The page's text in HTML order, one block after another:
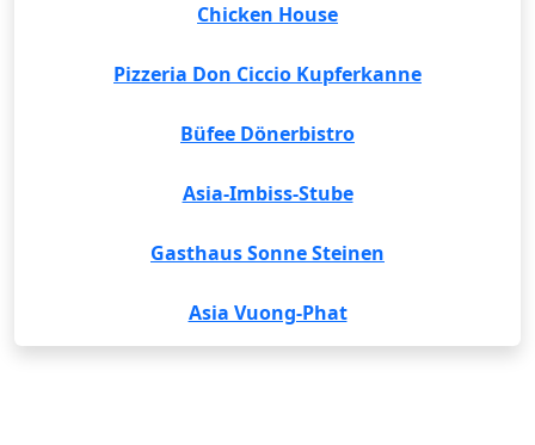
Chicken House
Pizzeria Don Ciccio Kupferkanne
Büfee Dönerbistro
Asia-Imbiss-Stube
Gasthaus Sonne Steinen
Asia Vuong-Phat